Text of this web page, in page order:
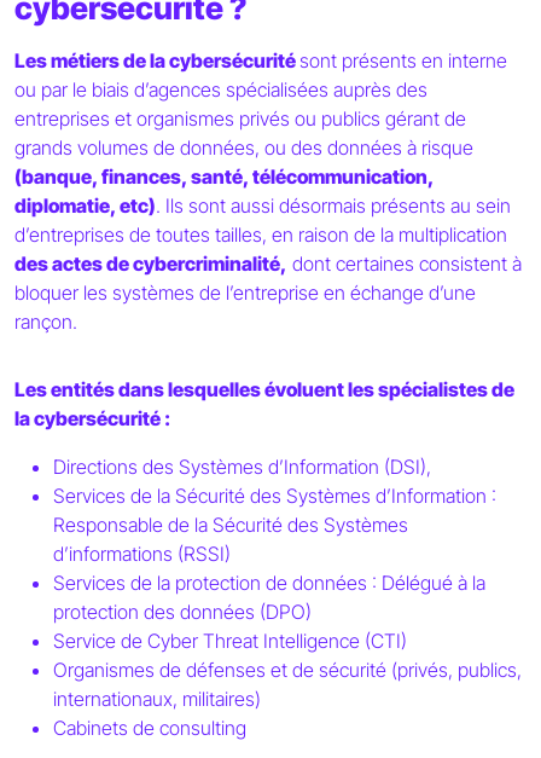
cybersécurité ?
Les métiers de la cybersécuritésont présents en interne
ou par le biais d’agences spécialisées auprès des
entreprises et organismes privés ou publics gérant de
grands volumes de données, ou des données à risque
(banque, finances, santé, télécommunication,
diplomatie, etc). Ils sont aussi désormais présents au sein
d’entreprises de toutes tailles, en raison de la multiplication
des actes de cybercriminalité, dont certaines consistent à
bloquer les systèmes de l’entreprise en échange d’une
rançon.
Les entités dans lesquelles évoluent les spécialistes de
la cybersécurité :
Directions des Systèmes d’Information (DSI),
Services de la Sécurité des Systèmes d’Information :
Responsable de la Sécurité des Systèmes
d’informations (RSSI)
Services de la protection de données : Délégué à la
protection des données (DPO)
Service de Cyber Threat Intelligence (CTI)
Organismes de défenses et de sécurité (privés, publics,
internationaux, militaires)
Cabinets de consulting